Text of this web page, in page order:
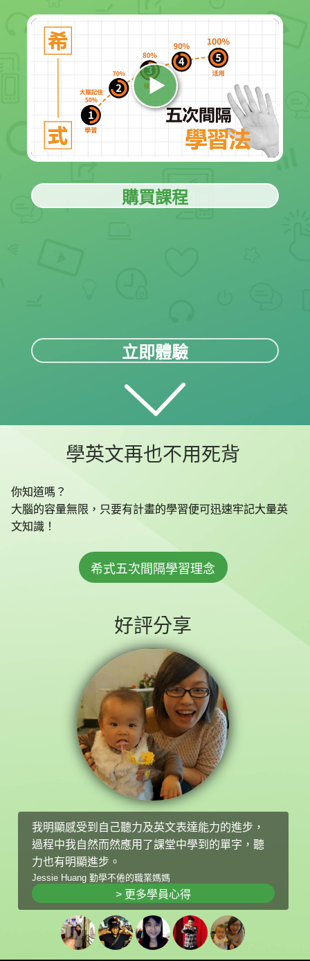
購買課程
立即體驗
學英文再也不用死背
你知道嗎？
大腦的容量無限，只要有計畫的學習便可迅速牢記大量英
文知識！
希式五次間隔學習理念
好評分享
我明顯感受到自己聽力及英文表達能力的進步，
過程中我自然而然應用了課堂中學到的單字，聽
力也有明顯進步。
Jessie Huang 勤學不倦的職業媽媽
> 更多學員心得